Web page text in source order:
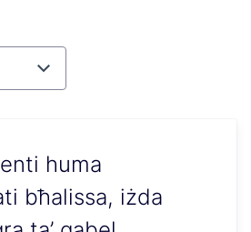
huma
bħalissa, iżda